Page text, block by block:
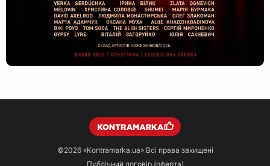
©2026 «Kontramarka.ua»Всі права захищені
Публічний договір (оферта)